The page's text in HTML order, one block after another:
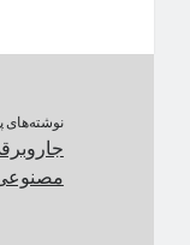
نوشته‌های
مصنوعی